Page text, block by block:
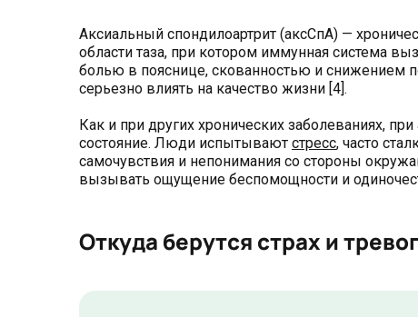
Аксиальный спондилоартрит (аксСпА) —
области таза, при котором иммунная система
болью в пояснице, скованностью и снижением
серьезно влиять на качество жизни [4].
Как и при других хронических заболеваниях,
состояние. Люди испытывают стресс, часто
самочувствия и непонимания со стороны
вызывать ощущение беспомощности и
Откуда берутся страх и